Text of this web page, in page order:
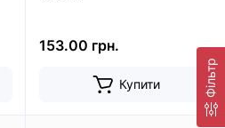
Фільтр
153.00 грн.
Купити